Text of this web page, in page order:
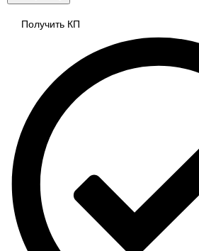
Получить КП